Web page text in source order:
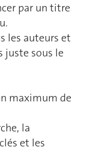
par un titre
les auteurs et
sous le
maximum de
la
et les